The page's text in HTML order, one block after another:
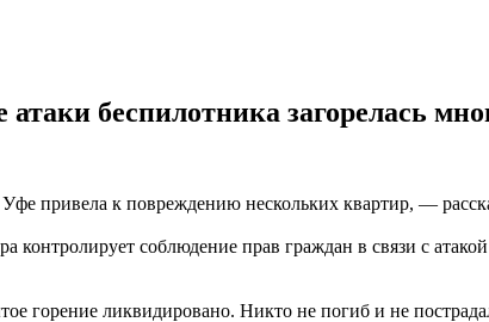
атаки беспилотника загорелась
привела к повреждению нескольких квартир, —
контролирует соблюдение прав граждан в связи с
горение ликвидировано. Никто не погиб и не